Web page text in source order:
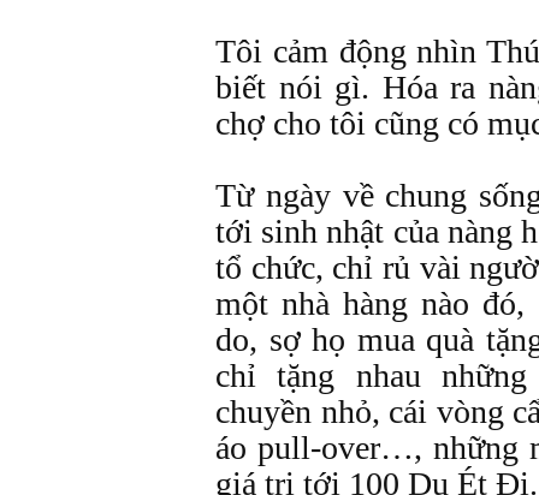
Tôi cảm động nhìn
biết nói gì. Hóa ra
chợ cho tôi cũng có
Từ ngày về chung
tới sinh nhật của nàng
tổ chức, chỉ rủ vài
một nhà hàng nào
do, sợ họ mua quà
chỉ tặng nhau
chuyền nhỏ, cái vòng
áo pull-over…, những
giá trị tới 100 Du Ét Đi.